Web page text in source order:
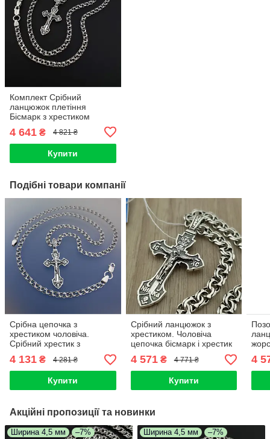
Комплект Срібний
ланцюжок плетіння
Бісмарк з хрестиком
"Спаси Сохрани" чоловіча
925 проби.
4 641 ₴ 4 821 ₴
Купити
Подібні товари компанії
Срібна цепочка з
хрестиком чоловіча.
Срібний хрестик з
жорстким вушком і
ланцюжок бісмарк срібло.
55 см
4 131 ₴ 4 281 ₴
Купити
Срібний ланцюжок з
хрестиком. Чоловіча
цепочка бісмарк і хрестик
з жорстким вушком.
4 571₴ 4 771 ₴
Купити
4
Акційні пропозиції та новинки
Ширина 4,5 мм
–7%
Ширина 4,5 мм
–7%